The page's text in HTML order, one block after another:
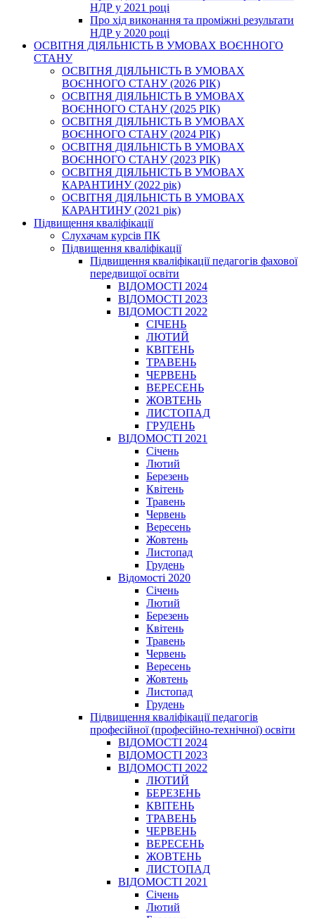
НДР у 2021 році
Про хід виконання та проміжні результати
НДР у 2020 році
ОСВІТНЯ ДІЯЛЬНІСТЬ В УМОВАХ ВОЄННОГО
СТАНУ
ОСВІТНЯ ДІЯЛЬНІСТЬ В УМОВАХ
ВОЄННОГО СТАНУ (2026 РІК)
ОСВІТНЯ ДІЯЛЬНІСТЬ В УМОВАХ
ВОЄННОГО СТАНУ (2025 РІК)
ОСВІТНЯ ДІЯЛЬНІСТЬ В УМОВАХ
ВОЄННОГО СТАНУ (2024 РІК)
ОСВІТНЯ ДІЯЛЬНІСТЬ В УМОВАХ
ВОЄННОГО СТАНУ (2023 РІК)
ОСВІТНЯ ДІЯЛЬНІСТЬ В УМОВАХ
КАРАНТИНУ (2022 рік)
ОСВІТНЯ ДІЯЛЬНІСТЬ В УМОВАХ
КАРАНТИНУ (2021 рік)
Підвищення кваліфікації
Слухачам курсів ПК
Підвищення кваліфікації
Підвищення кваліфікації педагогів фахової
передвищої освіти
ВІДОМОСТІ 2024
ВІДОМОСТІ 2023
ВІДОМОСТІ 2022
СІЧЕНЬ
ЛЮТИЙ
КВІТЕНЬ
ТРАВЕНЬ
ЧЕРВЕНЬ
ВЕРЕСЕНЬ
ЖОВТЕНЬ
ЛИСТОПАД
ГРУДЕНЬ
ВІДОМОСТІ 2021
Січень
Лютий
Березень
Квітень
Травень
Червень
Вересень
Жовтень
Листопад
Грудень
Відомості 2020
Січень
Лютий
Березень
Квітень
Травень
Червень
Вересень
Жовтень
Листопад
Грудень
Підвищення кваліфікації педагогів
професійної (професійно-технічної) освіти
ВІДОМОСТІ 2024
ВІДОМОСТІ 2023
ВІДОМОСТІ 2022
ЛЮТИЙ
БЕРЕЗЕНЬ
КВІТЕНЬ
ТРАВЕНЬ
ЧЕРВЕНЬ
ВЕРЕСЕНЬ
ЖОВТЕНЬ
ЛИСТОПАД
ВІДОМОСТІ 2021
Січень
Лютий